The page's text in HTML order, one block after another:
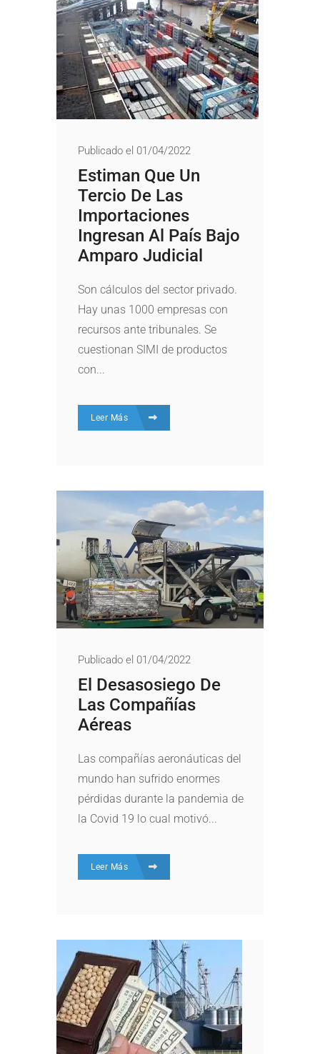
Publicado el 01/04/2022
Estiman Que Un
Tercio De Las
Importaciones
Ingresan Al País Bajo
Amparo Judicial
Son cálculos del sector privado.
Hay unas 1000 empresas con
recursos ante tribunales. Se
cuestionan SIMI de productos
con...
Leer Más
Publicado el 01/04/2022
El Desasosiego De
Las Compañías
Aéreas
Las compañías aeronáuticas del
mundo han sufrido enormes
pérdidas durante la pandemia de
la Covid 19 lo cual motivó...
Leer Más